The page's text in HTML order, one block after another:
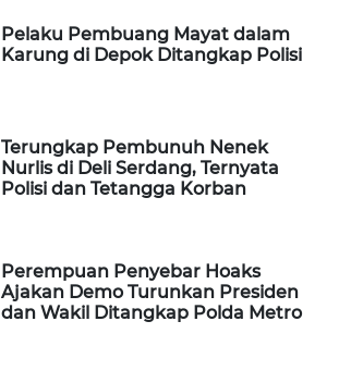
Pelaku Pembuang Mayat dalam
Karung di Depok Ditangkap Polisi
Terungkap Pembunuh Nenek
Nurlis di Deli Serdang, Ternyata
Polisi dan Tetangga Korban
Perempuan Penyebar Hoaks
Ajakan Demo Turunkan Presiden
dan Wakil Ditangkap Polda Metro